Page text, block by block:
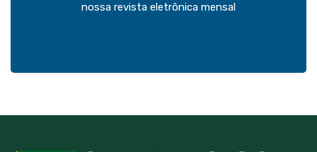
nossa revista eletrônica mensal